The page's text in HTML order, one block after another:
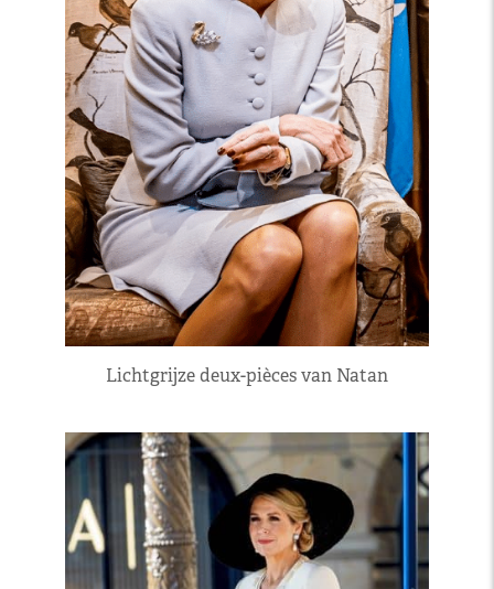
Lichtgrijze deux-pièces van Natan